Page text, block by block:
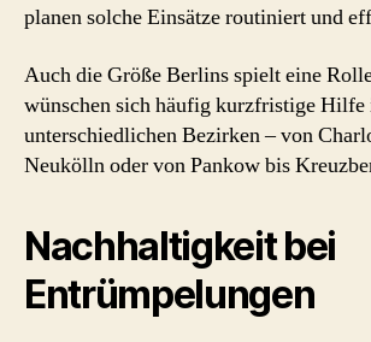
planen solche Einsätze routiniert und
Auch die Größe Berlins spielt eine
wünschen sich häufig kurzfristige Hilfe
unterschiedlichen Bezirken – von
Neukölln oder von Pankow bis
Nachhaltigkeit bei
Entrümpelungen